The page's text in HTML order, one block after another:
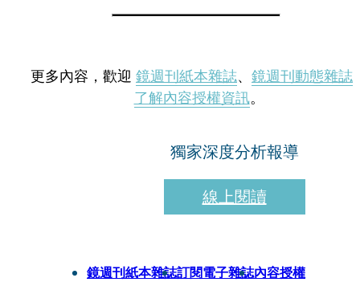
更多內容，歡迎 鏡週刊紙本雜誌、 鏡週刊動態雜誌
了解內容授權資訊。
獨家深度分析報導
線上閱讀
鏡週刊紙本雜誌訂閱電子雜誌內容授權